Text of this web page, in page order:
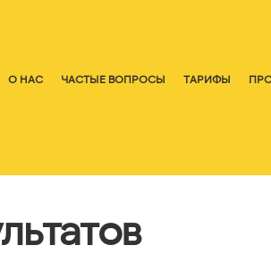
О НАС ЧАСТЫЕ ВОПРОСЫ ТАРИФЫ